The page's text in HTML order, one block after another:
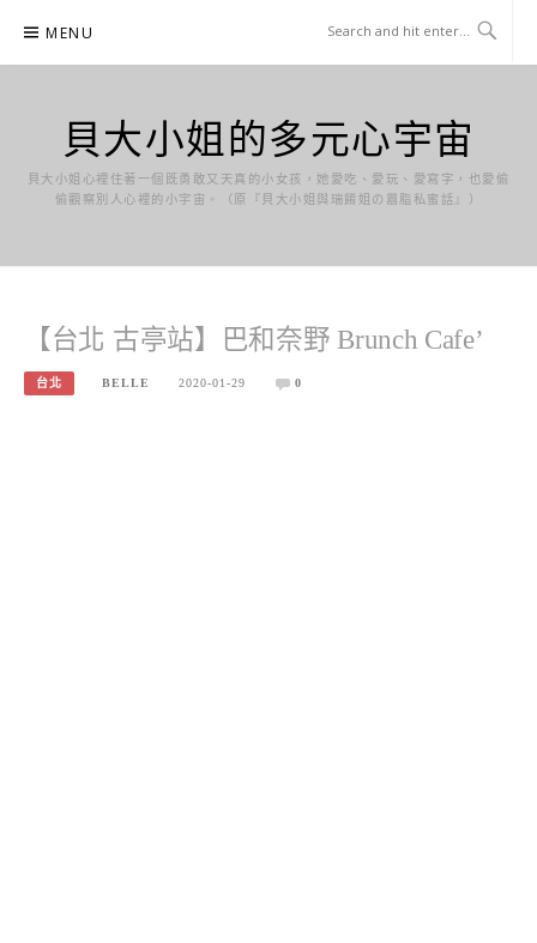
content
MENU
貝大小姐的多元心宇宙
貝大小姐心裡住著一個既勇敢又天真的小女孩，她愛吃、愛玩、愛寫字，也愛偷
偷觀察別人心裡的小宇宙。（原『貝大小姐與瑞餚姐の囂脂私蜜話』）
【台北 古亭站】巴和奈野 Brunch Cafe’
台北 BELLE 2020-01-29 0